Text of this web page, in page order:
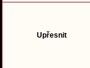
Upřesnit